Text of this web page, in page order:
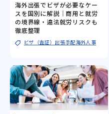
海外出張でビザが必要なケー
スを国別に解説｜商用と就労
の境界線・違法就労リスクも
徹底整理
ビザ（査証） 出張手配海外人事